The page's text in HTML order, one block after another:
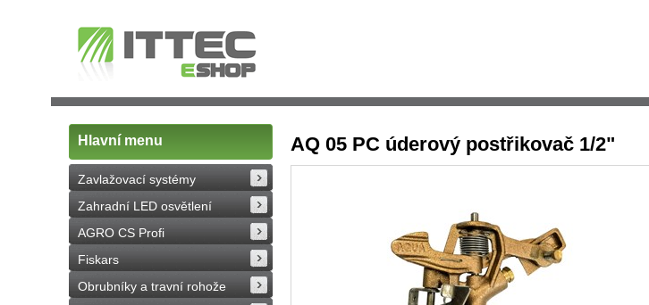
Hlavní menu
Zavlažovací systémy
Zahradní LED osvětlení
AGRO CS Profi
Fiskars
Obrubníky a travní rohože
AQ 05 PC úderový postřikovač 1/2"